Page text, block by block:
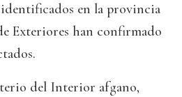
en la provincia
Exteriores han confirmado
del Interior afgano,